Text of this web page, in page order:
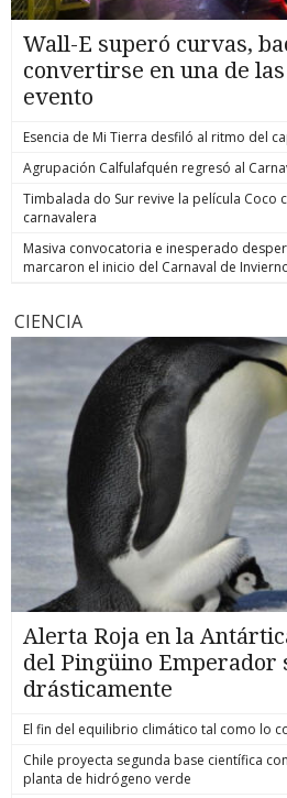
Wall-E superó curvas,
convertirse en una de
evento
Esencia de Mi Tierra desfiló al ritmo del
Agrupación Calfulafquén regresó al
Timbalada do Sur revive la película Coco
carnavalera
Masiva convocatoria e inesperado
marcaron el inicio del Carnaval de
CIENCIA
Alerta Roja en la
del Pingüino Emperador
drásticamente
El fin del equilibrio climático tal como lo
Chile proyecta segunda base científica
planta de hidrógeno verde